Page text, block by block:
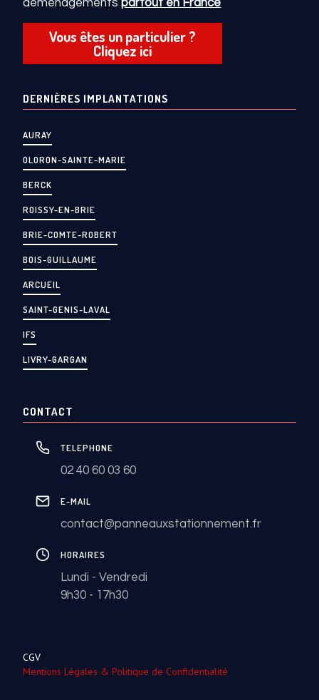
déménagementspartout en France
Vous êtes un particulier ?
Cliquez ici
DERNIÈRES IMPLANTATIONS
AURAY
OLORON-SAINTE-MARIE
BERCK
ROISSY-EN-BRIE
BRIE-COMTE-ROBERT
BOIS-GUILLAUME
ARCUEIL
SAINT-GENIS-LAVAL
IFS
LIVRY-GARGAN
CONTACT
TELEPHONE
02 40 60 03 60
E-MAIL
contact@panneauxstationnement.fr
HORAIRES
Lundi - Vendredi
9h30 - 17h30
CGV
Mentions Légales & Politique de Confidentialité